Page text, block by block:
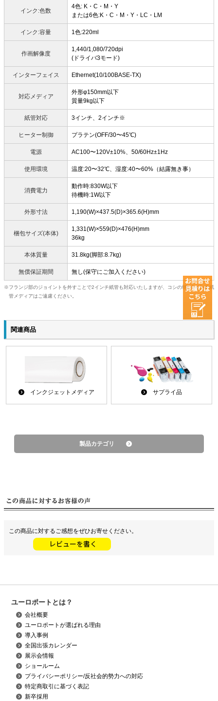
インク:色数
4色: K・C・M・Y
または6色:K・C・M・Y・LC・LM
インク:容量 1色:220ml
作画解像度
1,440/1,080/720dpi
(ドライバ3モード)
インターフェイス Ethernet(10/100BASE-TX)
対応メディア
外形φ150mm以下
質量9kg以下
紙管対応 3インチ、2インチ※
ヒーター制御 プラテン(OFF/30〜45℃)
電源 AC100〜120V±10%、50/60Hz±1Hz
使用環境 温度:20〜32℃、湿度:40〜60%（結露無き事）
消費電力
動作時:830W以下
待機時:1W以下
外形寸法 1,190(W)×437.5(D)×365.6(H)mm
梱包サイズ(本体)
1,331(W)×559(D)×476(H)mm
36kg
本体質量 31.8kg(脚部:8.7kg)
無償保証期間 無し(保守にご加入ください)
フランジ部のジョイントを外すことで2インチ紙管も対応いたしますが、コシの弱い2インチ紙
管メディアはご遠慮ください。
関連商品
インクジェットメディア サプライ品
製品カテゴリ
この商品に対するご感想をぜひお寄せください。
ユーロポートとは？
会社概要
ユーロポートが選ばれる理由
導入事例
全国出張カレンダー
展示会情報
ショールーム
プライバシーポリシー/反社会的勢力への対応
特定商取引に基づく表記
新卒採用